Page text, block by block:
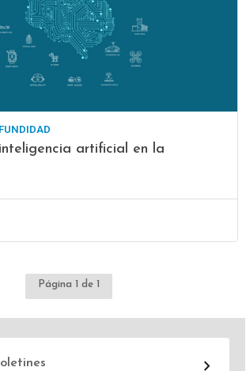
artificial en la
Página 1 de 1